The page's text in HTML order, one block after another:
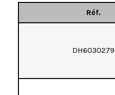
Réf.
DH603O279